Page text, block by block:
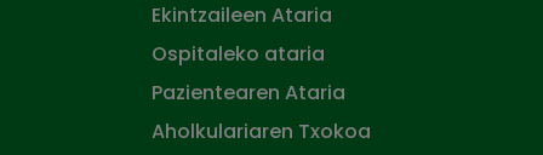
Ekintzaileen Ataria
Ospitaleko ataria
Pazientearen Ataria
Aholkulariaren Txokoa